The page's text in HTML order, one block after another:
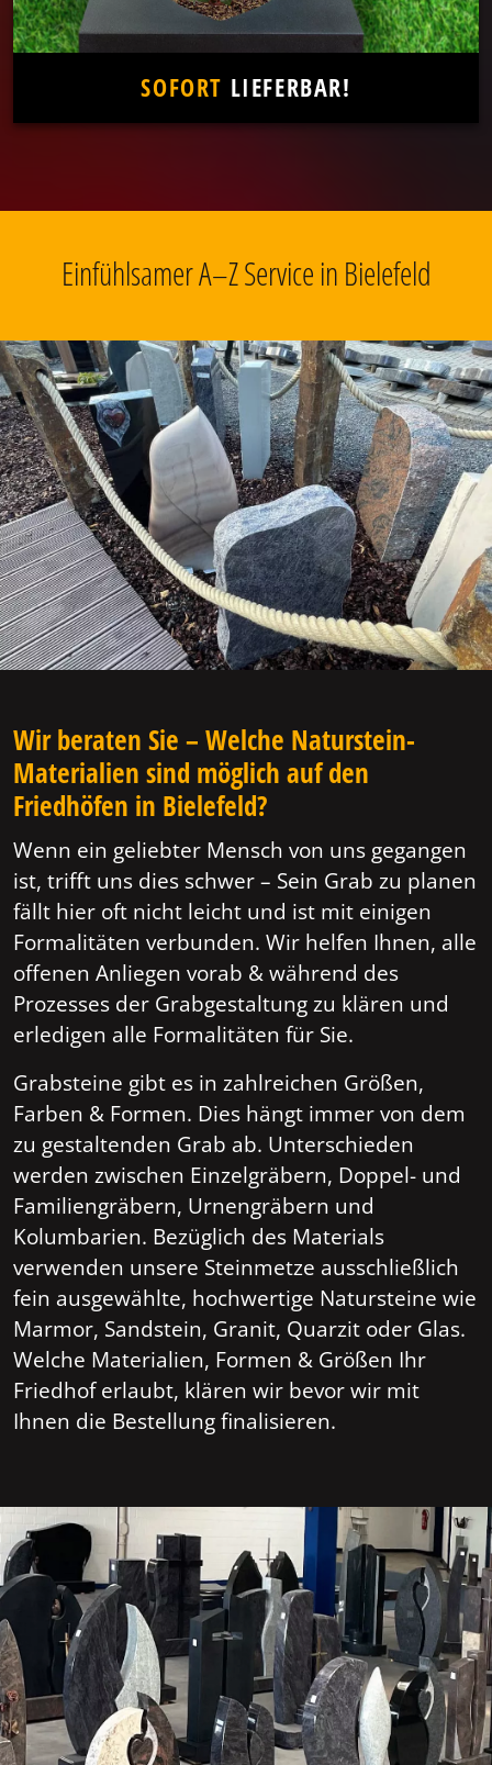
SOFORT LIEFERBAR!
Einfühlsamer A–Z Service in Bielefeld
Wir beraten Sie – Welche Naturstein-
Materialien sind möglich auf den
Friedhöfen in Bielefeld?
Wenn ein geliebter Mensch von uns gegangen
ist, trifft uns dies schwer – Sein Grab zu planen
fällt hier oft nicht leicht und ist mit einigen
Formalitäten verbunden. Wir helfen Ihnen, alle
offenen Anliegen vorab & während des
Prozesses der Grabgestaltung zu klären und
erledigen alle Formalitäten für Sie.
Grabsteine gibt es in zahlreichen Größen,
Farben & Formen. Dies hängt immer von dem
zu gestaltenden Grab ab. Unterschieden
werden zwischen Einzelgräbern, Doppel- und
Familiengräbern, Urnengräbern und
Kolumbarien. Bezüglich des Materials
verwenden unsere Steinmetze ausschließlich
fein ausgewählte, hochwertige Natursteine wie
Marmor, Sandstein, Granit, Quarzit oder Glas.
Welche Materialien, Formen & Größen Ihr
Friedhof erlaubt, klären wir bevor wir mit
Ihnen die Bestellung finalisieren.